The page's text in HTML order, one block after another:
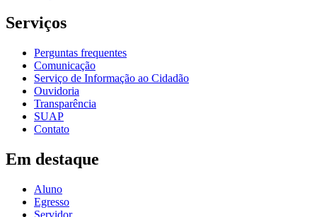
Serviços
Perguntas frequentes
Comunicação
Serviço de Informação ao Cidadão
Ouvidoria
Transparência
SUAP
Contato
Em destaque
Aluno
Egresso
Servidor